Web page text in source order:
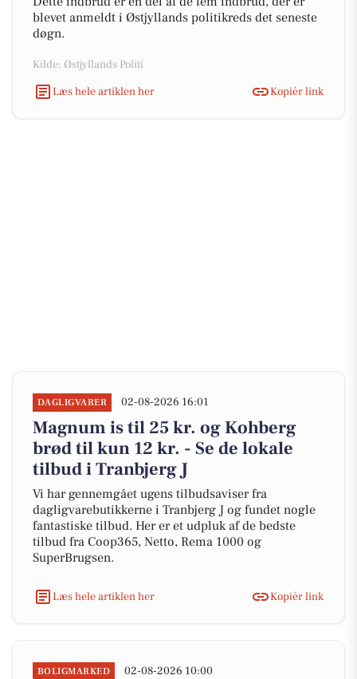
blevet anmeldt i Østjyllands politikreds det seneste
døgn.
Kilde: Østjyllands Politi
Læs hele artiklen her
Kopiér link
DAGLIGVARER 02-08-2026 16:01
Magnum is til 25 kr. og Kohberg
brød til kun 12 kr. - Se de lokale
tilbud i Tranbjerg J
Vi har gennemgået ugens tilbudsaviser fra
dagligvarebutikkerne i Tranbjerg J og fundet nogle
fantastiske tilbud. Her er et udpluk af de bedste
tilbud fra Coop365, Netto, Rema 1000 og
SuperBrugsen.
Læs hele artiklen her Kopiér link
BOLIGMARKED 02-08-2026 10:00